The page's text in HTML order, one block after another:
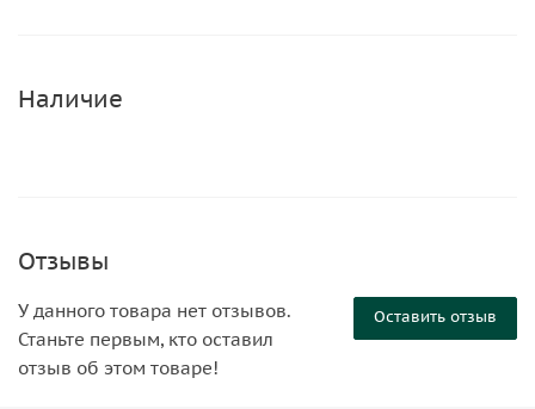
Наличие
Отзывы
Оставить отзыв
У данного товара нет отзывов.
Станьте первым, кто оставил
отзыв об этом товаре!